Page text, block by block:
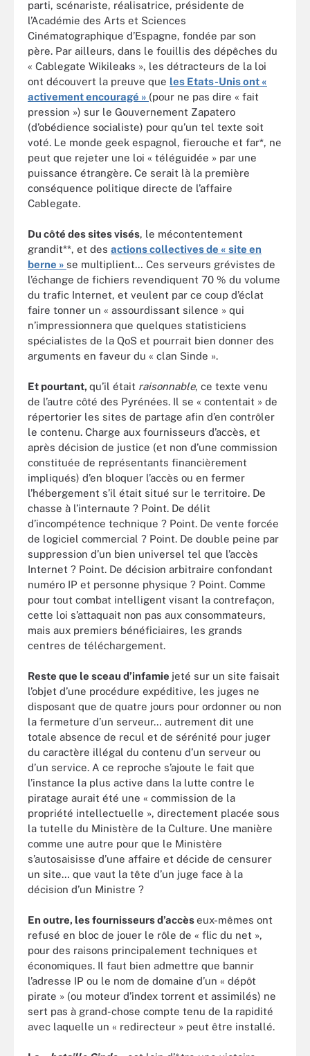
parti, scénariste, réalisatrice, présidente de
l’Académie des Arts et Sciences
Cinématographique d’Espagne, fondée par son
père. Par ailleurs, dans le fouillis des dépêches du
« Cablegate Wikileaks », les détracteurs de la loi
ont découvert la preuve que les Etats-Unis ont «
activement encouragé » (pour ne pas dire « fait
pression ») sur le Gouvernement Zapatero
(d’obédience socialiste) pour qu’un tel texte soit
voté. Le monde geek espagnol, fierouche et far*, ne
peut que rejeter une loi « téléguidée » par une
puissance étrangère. Ce serait là la première
conséquence politique directe de l’affaire
Cablegate.
Du côté des sites visés, le mécontentement
grandit**, et des actions collectives de « site en
berne » se multiplient… Ces serveurs grévistes de
l’échange de fichiers revendiquent 70 % du volume
du trafic Internet, et veulent par ce coup d’éclat
faire tonner un « assourdissant silence » qui
n’impressionnera que quelques statisticiens
spécialistes de la QoS et pourrait bien donner des
arguments en faveur du « clan Sinde ».
Et pourtant, qu’il était raisonnable, ce texte venu
de l’autre côté des Pyrénées. Il se « contentait » de
répertorier les sites de partage afin d’en contrôler
le contenu. Charge aux fournisseurs d’accès, et
après décision de justice (et non d’une commission
constituée de représentants financièrement
impliqués) d’en bloquer l’accès ou en fermer
l’hébergement s’il était situé sur le territoire. De
chasse à l’internaute ? Point. De délit
d’incompétence technique ? Point. De vente forcée
de logiciel commercial ? Point. De double peine par
suppression d’un bien universel tel que l’accès
Internet ? Point. De décision arbitraire confondant
numéro IP et personne physique ? Point. Comme
pour tout combat intelligent visant la contrefaçon,
cette loi s’attaquait non pas aux consommateurs,
mais aux premiers bénéficiaires, les grands
centres de téléchargement.
Reste que le sceau d’infamie jeté sur un site faisait
l’objet d’une procédure expéditive, les juges ne
disposant que de quatre jours pour ordonner ou non
la fermeture d’un serveur… autrement dit une
totale absence de recul et de sérénité pour juger
du caractère illégal du contenu d’un serveur ou
d’un service. A ce reproche s’ajoute le fait que
l’instance la plus active dans la lutte contre le
piratage aurait été une « commission de la
propriété intellectuelle », directement placée sous
la tutelle du Ministère de la Culture. Une manière
comme une autre pour que le Ministère
s’autosaisisse d’une affaire et décide de censurer
un site… que vaut la tête d’un juge face à la
décision d’un Ministre ?
En outre, les fournisseurs d’accèseux-mêmes ont
refusé en bloc de jouer le rôle de « flic du net »,
pour des raisons principalement techniques et
économiques. Il faut bien admettre que bannir
l’adresse IP ou le nom de domaine d’un « dépôt
pirate » (ou moteur d’index torrent et assimilés) ne
sert pas à grand-chose compte tenu de la rapidité
avec laquelle un « redirecteur » peut être installé.